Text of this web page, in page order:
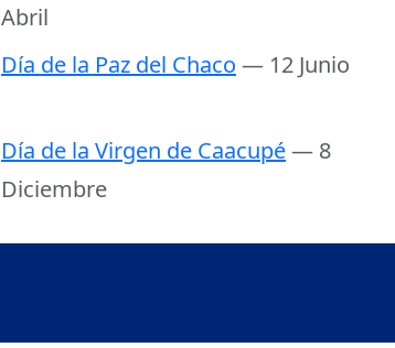
Abril
Día de la Paz del Chaco — 12 Junio
Día de la Virgen de Caacupé— 8
Diciembre